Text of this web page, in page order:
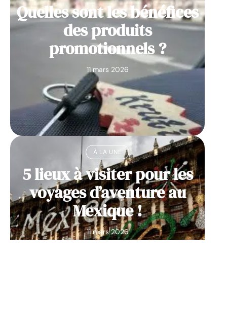
Quelles sont les bénéfices
des produits
promotionnels ?
11 mars 2026
À LA UNE
5 lieux à visiter pour les
voyages d’aventure au
Mexique !
11 mars 2026